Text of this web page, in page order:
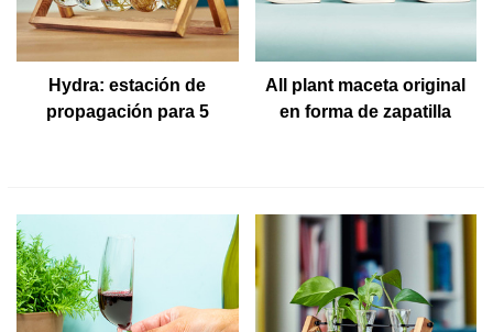
Hydra: estación de
propagación para 5
All plant maceta original
en forma de zapatilla